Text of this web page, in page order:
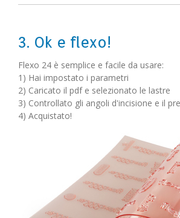
3. Ok e flexo!
Flexo 24 è semplice e facile da usare:
1) Hai impostato i parametri
2) Caricato il pdf e selezionato le lastre
3) Controllato gli angoli d'incisione e il
4) Acquistato!